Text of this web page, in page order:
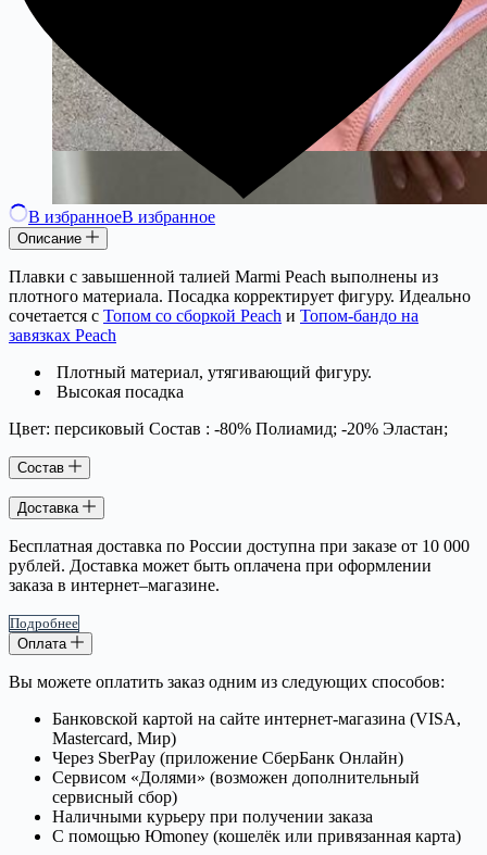
В избранноеВ избранное
Описание
Плавки с завышенной талией Marmi Peach выполнены из
плотного материала. Посадка корректирует фигуру. Идеально
сочетается с Топом со сборкой Peach и Топом-бандо на
завязках Peach
Плотный материал, утягивающий фигуру.
Высокая посадка
Цвет: персиковый Состав : -80% Полиамид; -20% Эластан;
Состав
Доставка
Бесплатная доставка по России доступна при заказе от 10 000
рублей. Доставка может быть оплачена при оформлении
заказа в интернет–магазине.
Подробнее
Оплата
Вы можете оплатить заказ одним из следующих способов:
Банковской картой на сайте интернет-магазина (VISA,
Mastercard, Мир)
Через SberPay (приложение СберБанк Онлайн)
Сервисом «Долями» (возможен дополнительный
сервисный сбор)
Наличными курьеру при получении заказа
С помощью Юmoney (кошелёк или привязанная карта)